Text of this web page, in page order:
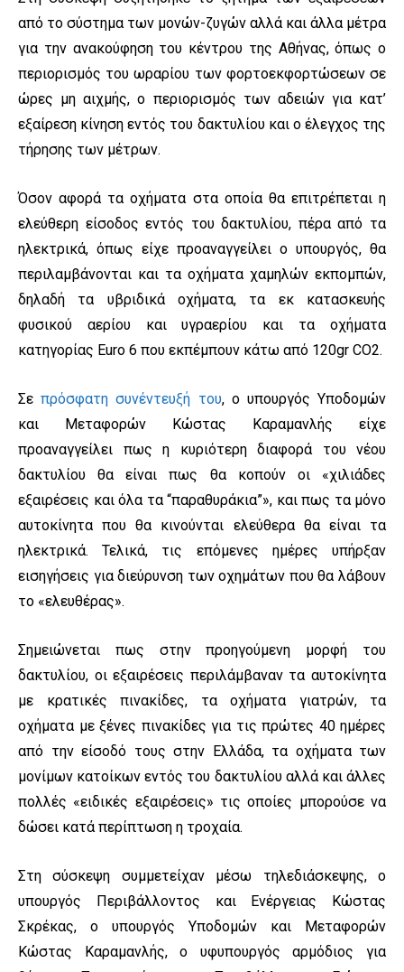
από το σύστημα των μονών-ζυγών αλλά και άλλα μέτρα
για την ανακούφηση του κέντρου της Αθήνας, όπως ο
περιορισμός του ωραρίου των φορτοεκφορτώσεων σε
ώρες μη αιχμής, ο περιορισμός των αδειών για κατ’
εξαίρεση κίνηση εντός του δακτυλίου και ο έλεγχος της
τήρησης των μέτρων.
Όσον αφορά τα οχήματα στα οποία θα επιτρέπεται η
ελεύθερη είσοδος εντός του δακτυλίου, πέρα από τα
ηλεκτρικά, όπως είχε προαναγγείλει ο υπουργός, θα
περιλαμβάνονται και τα οχήματα χαμηλών εκπομπών,
δηλαδή τα υβριδικά οχήματα, τα εκ κατασκευής
φυσικού αερίου και υγραερίου και τα οχήματα
κατηγορίας Euro 6 που εκπέμπουν κάτω από 120gr CO2.
Σεπρόσφατη συνέντευξή του, ο υπουργός Υποδομών
και Μεταφορών Κώστας Καραμανλής είχε
προαναγγείλει πως η κυριότερη διαφορά του νέου
δακτυλίου θα είναι πως θα κοπούν οι «χιλιάδες
εξαιρέσεις και όλα τα “παραθυράκια”», και πως τα μόνο
αυτοκίνητα που θα κινούνται ελεύθερα θα είναι τα
ηλεκτρικά. Τελικά, τις επόμενες ημέρες υπήρξαν
εισηγήσεις για διεύρυνση των οχημάτων που θα λάβουν
το «ελευθέρας».
Σημειώνεται πως στην προηγούμενη μορφή του
δακτυλίου, οι εξαιρέσεις περιλάμβαναν τα αυτοκίνητα
με κρατικές πινακίδες, τα οχήματα γιατρών, τα
οχήματα με ξένες πινακίδες για τις πρώτες 40 ημέρες
από την είσοδό τους στην Ελλάδα, τα οχήματα των
μονίμων κατοίκων εντός του δακτυλίου αλλά και άλλες
πολλές «ειδικές εξαιρέσεις» τις οποίες μπορούσε να
δώσει κατά περίπτωση η τροχαία.
Στη σύσκεψη συμμετείχαν μέσω τηλεδιάσκεψης, ο
υπουργός Περιβάλλοντος και Ενέργειας Κώστας
Σκρέκας, ο υπουργός Υποδομών και Μεταφορών
Κώστας Καραμανλής, ο υφυπουργός αρμόδιος για